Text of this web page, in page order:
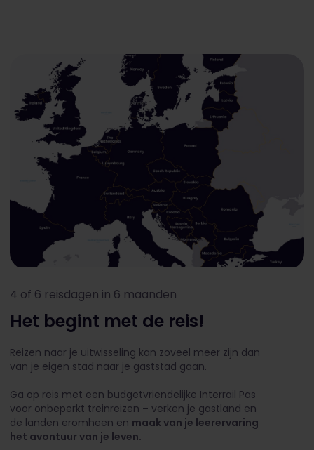
4 of 6 reisdagen in 6 maanden
Het begint met de reis!
Reizen naar je uitwisseling kan zoveel meer zijn dan
van je eigen stad naar je gaststad gaan.
Ga op reis met een budgetvriendelijke Interrail Pas
voor onbeperkt treinreizen – verken je gastland en
de landen eromheen en maak van je leerervaring
het avontuur van je leven.